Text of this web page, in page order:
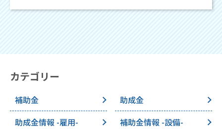
カテゴリー
補助金
助成金
助成金情報 -雇用-
補助金情報 -設備-